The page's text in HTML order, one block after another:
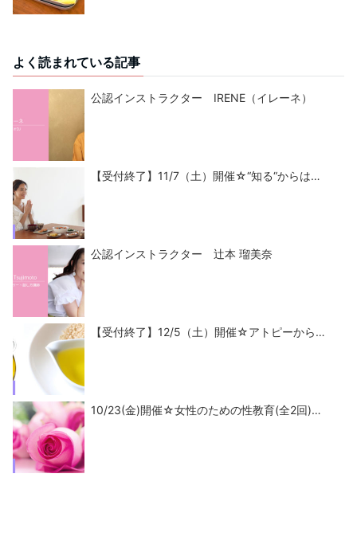
よく読まれている記事
公認インストラクター IRENE（イレーネ）
【受付終了】11/7（土）開催☆“知る“からは…
公認インストラクター 辻本 瑠美奈
【受付終了】12/5（土）開催☆アトピーから…
10/23(金)開催☆女性のための性教育(全2回)…